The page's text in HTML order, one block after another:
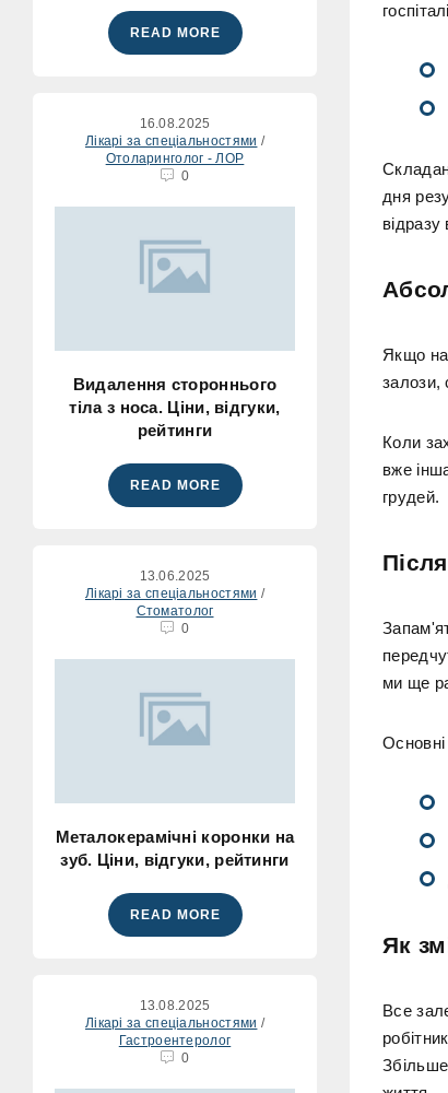
READ MORE
16.08.2025
Лікарі за спеціальностями /
Отоларинголог - ЛОР
0
Видалення стороннього
тіла з носа. Ціни, відгуки,
рейтинги
READ MORE
13.06.2025
Лікарі за спеціальностями /
Стоматолог
0
Металокерамічні коронки на
зуб. Ціни, відгуки, рейтинги
READ MORE
13.08.2025
Лікарі за спеціальностями /
Гастроентеролог
0
дня
Якщо на
залози,
Коли
вже
грудей.
ми ще
Основні
Як
Все